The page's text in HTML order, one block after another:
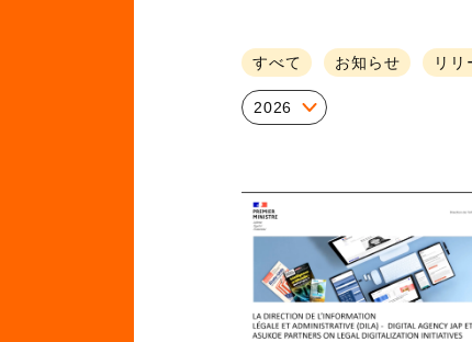
すべて お知らせ リリ
2026